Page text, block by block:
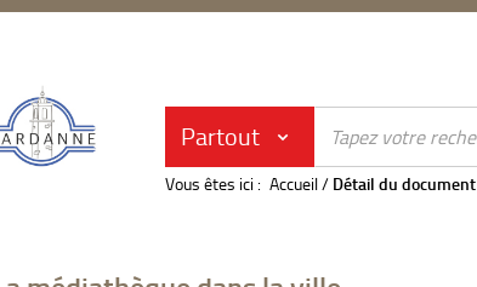
Partout
Vous êtes ici : Accueil/ Détail du document